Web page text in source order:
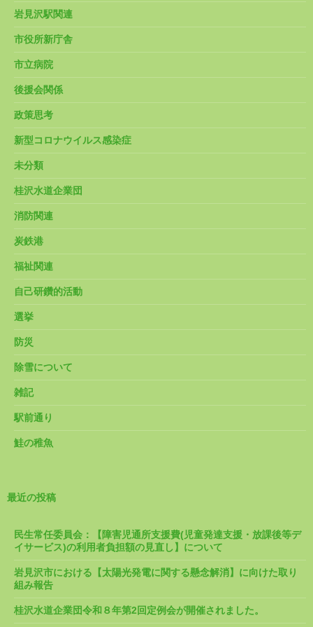
岩見沢駅関連
市役所新庁舎
市立病院
後援会関係
政策思考
新型コロナウイルス感染症
未分類
桂沢水道企業団
消防関連
炭鉄港
福祉関連
自己研鑽的活動
選挙
防災
除雪について
雑記
駅前通り
鮭の稚魚
最近の投稿
民生常任委員会：【障害児通所支援費(児童発達支援・放課後等デ
イサービス)の利用者負担額の見直し】について
岩見沢市における【太陽光発電に関する懸念解消】に向けた取り
組み報告
桂沢水道企業団令和８年第2回定例会が開催されました。